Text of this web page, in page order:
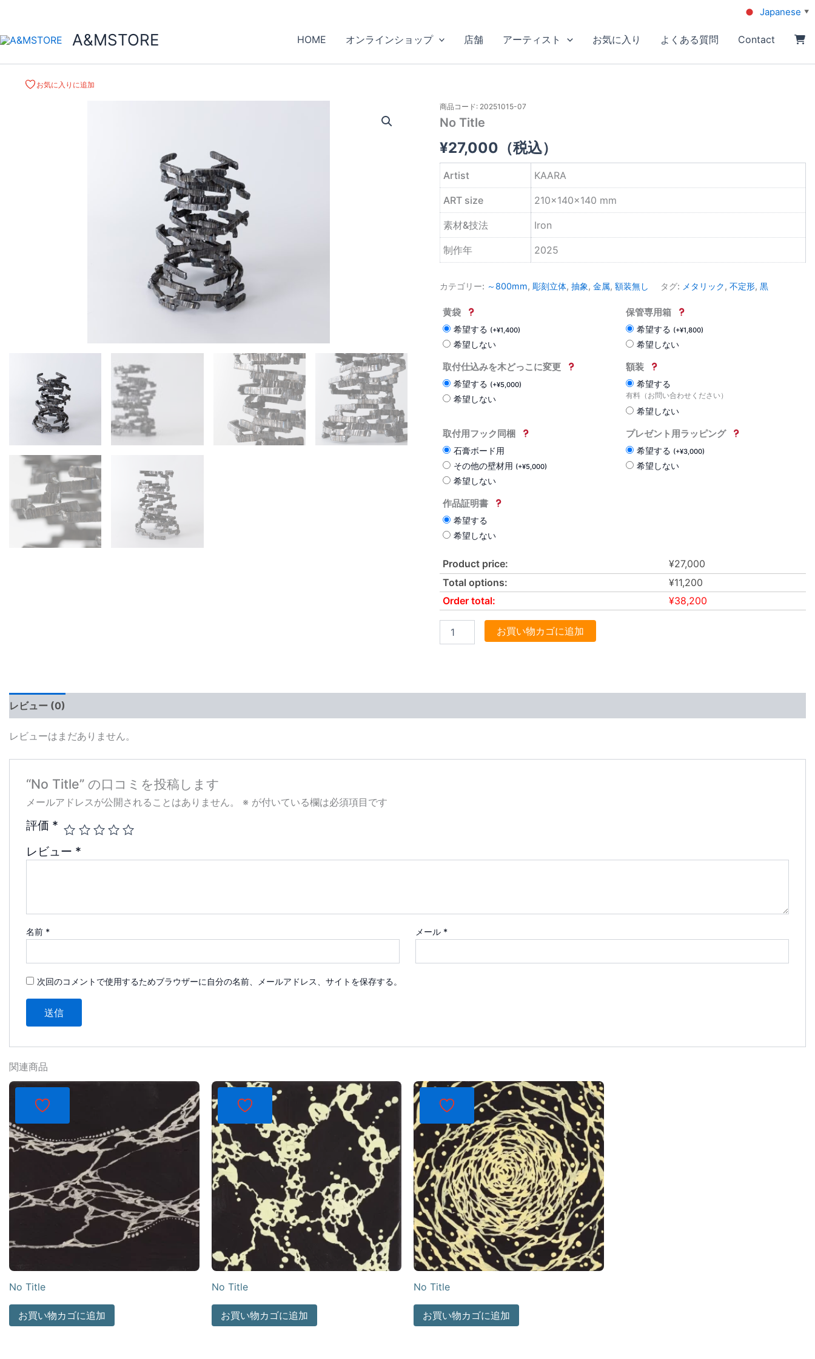
A&MSTORE HOME オンラインショップ 店舗 アーティスト お気に入り よくある質問 Contact
お気に入りに追加
商品コード: 20251015-07
No Title
¥27,000 （税込）
Artist KAARA
ART size 210×140×140 mm
素材&技法 Iron
制作年 2025
カテゴリー: ～800mm, 彫刻立体, 抽象, 金属, 額装無し タグ: メタリック, 不定形, 黒
黄袋
希望する (+¥1,400)
希望しない
保管専用箱
希望する (+¥1,800)
希望しない
取付仕込みを木どっこに変更
希望する (+¥5,000)
希望しない
額装
希望する
有料（お問い合わせください）
希望しない
取付用フック同梱
石膏ボード用
その他の壁材用 (+¥5,000)
希望しない
プレゼント用ラッピング
希望する (+¥3,000)
希望しない
作品証明書
希望する
希望しない
Product price: ¥27,000
Total options:
¥11,200
Order total:
¥38,200
お買い物カゴに追加
レビュー (0)
レビューはまだありません。
“No Title” の口コミを投稿します
メールアドレスが公開されることはありません。 ※ が付いている欄は必須項目です
評価 *
レビュー *
名前 * メール *
次回のコメントで使用するためブラウザーに自分の名前、メールアドレス、サイトを保存する。
関連商品
No Title
お買い物カゴに追加
No Title
お買い物カゴに追加
No Title
お買い物カゴに追加
Japanese ▼